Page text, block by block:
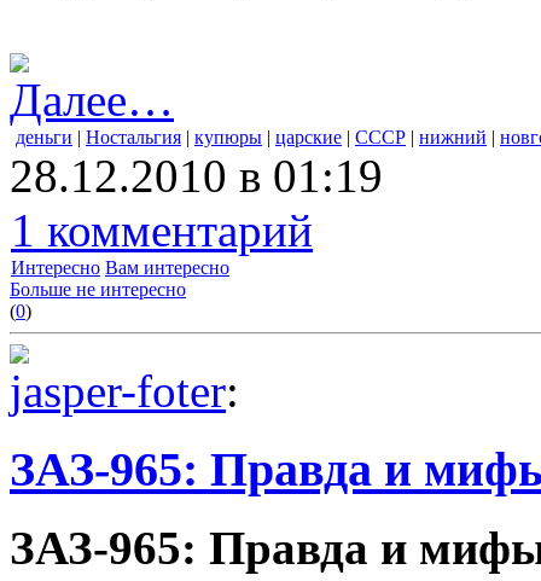
Далее…
деньги | Ностальгия | купюры | царские | СССР | нижний |
28.12.2010 в 01:19
1 комментарий
Интересно Вам интересно
Больше не интересно
(0)
jasper-foter:
ЗАЗ-965: Правда и
ЗАЗ-965: Правда и